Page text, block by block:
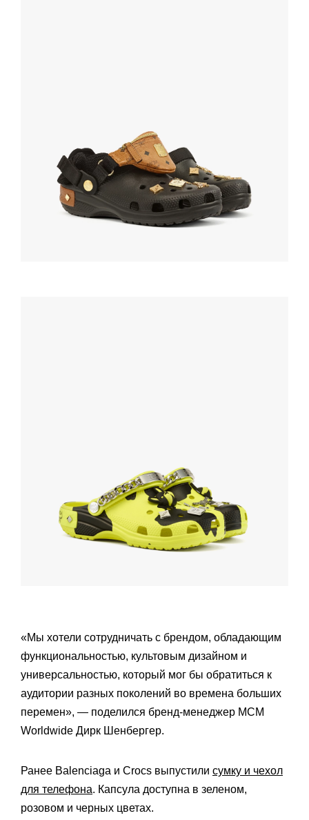
«Мы хотели сотрудничать с брендом, обладающим
функциональностью, культовым дизайном и
универсальностью, который мог бы обратиться к
аудитории разных поколений во времена больших
перемен», — поделился бренд-менеджер MCM
Worldwide Дирк Шенбергер.
Ранее Balenciaga и Crocs выпустили сумку и чехол
для телефона. Капсула доступна в зеленом,
розовом и черных цветах.